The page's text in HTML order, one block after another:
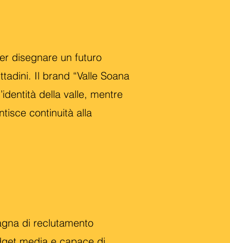
disegnare un futuro
Il brand “Valle Soana
della valle, mentre
continuità alla
di reclutamento